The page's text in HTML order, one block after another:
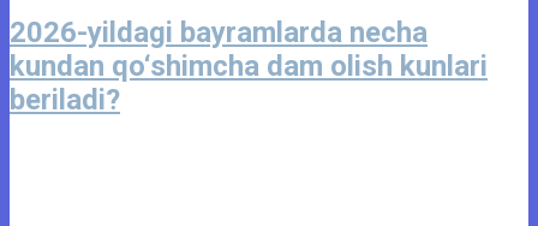
2026-yildagi bayramlarda necha
kundan qo‘shimcha dam olish kunlari
beriladi?